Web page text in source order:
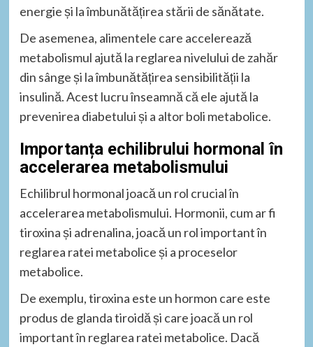
energie și la îmbunătățirea stării de sănătate.
De asemenea, alimentele care accelerează
metabolismul ajută la reglarea nivelului de zahăr
din sânge și la îmbunătățirea sensibilității la
insulină. Acest lucru înseamnă că ele ajută la
prevenirea diabetului și a altor boli metabolice.
Importanța echilibrului hormonal în
accelerarea metabolismului
Echilibrul hormonal joacă un rol crucial în
accelerarea metabolismului. Hormonii, cum ar fi
tiroxina și adrenalina, joacă un rol important în
reglarea ratei metabolice și a proceselor
metabolice.
De exemplu, tiroxina este un hormon care este
produs de glanda tiroidă și care joacă un rol
important în reglarea ratei metabolice. Dacă